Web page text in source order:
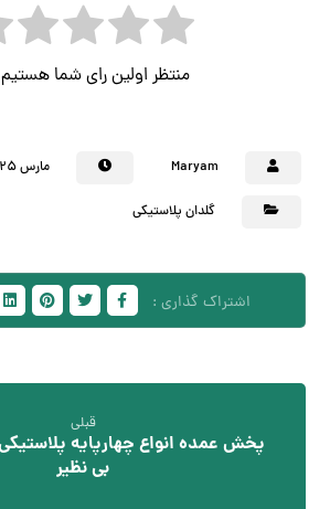
منتظر اولین رای شما هستیم
Maryam مارس ۲۵, ۲۰۲۵
گلدان پلاستیکی
قبلی
بی نظیر